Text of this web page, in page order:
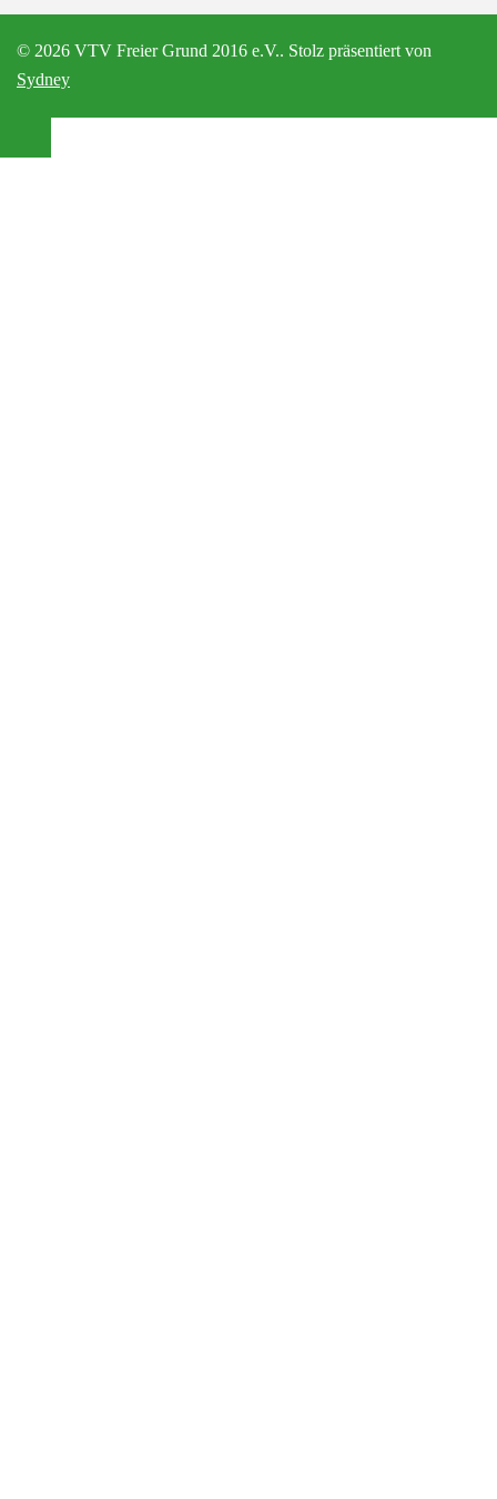
© 2026 VTV Freier Grund 2016 e.V.. Stolz präsentiert von
Sydney